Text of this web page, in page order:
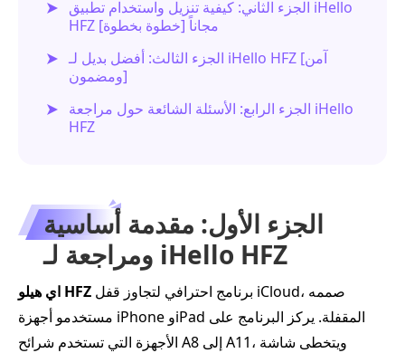
الجزء الثاني: كيفية تنزيل واستخدام تطبيق iHello
HFZ مجاناً [خطوة بخطوة]
الجزء الثالث: أفضل بديل لـ iHello HFZ [آمن
ومضمون]
الجزء الرابع: الأسئلة الشائعة حول مراجعة iHello
HFZ
الجزء الأول: مقدمة أساسية
ومراجعة لـ iHello HFZ
اي هيلو HFZ
مستخدمو أجهزة iPhone وiPad المقفلة. يركز البرنامج على
الأجهزة التي تستخدم شرائح A8 إلى A11، ويتخطى شاشة